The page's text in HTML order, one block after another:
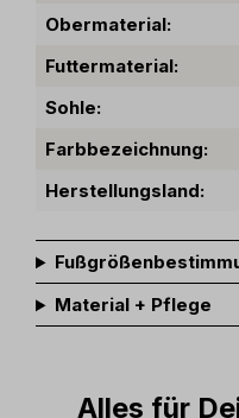
Obermaterial:
Futtermaterial:
Sohle:
Farbbezeichnung:
Herstellungsland:
Material + Pflege
Alles für